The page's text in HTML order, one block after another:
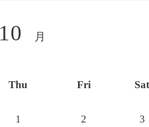
10 月
Thu Fri Sat
1 2 3